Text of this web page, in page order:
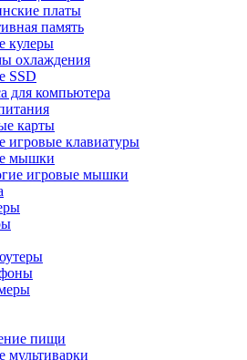
платы
память
кулеры
охлаждения
SSD
для компьютера
карты
игровые клавиатуры
мышки
игровые мышки
пищи
мультиварки